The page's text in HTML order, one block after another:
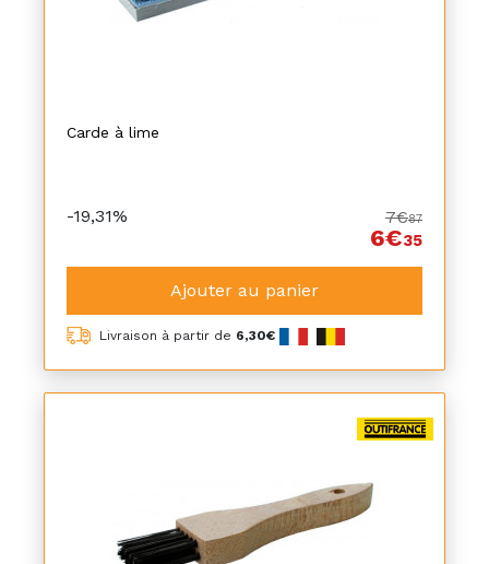
Carde à lime
-19,31% 7€87
6€35
Ajouter au panier
Livraison à partir de 6,30€